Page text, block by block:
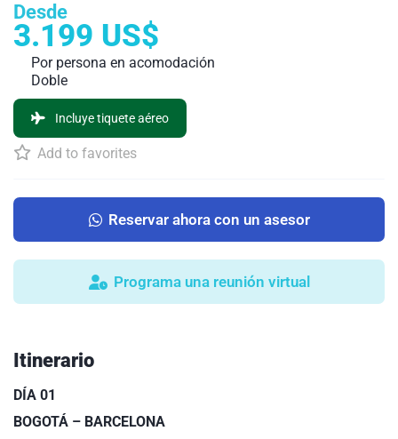
Desde
3.199 US$
Por persona en acomodación
Doble
Incluye tiquete aéreo
Add to favorites
Reservar ahora con un asesor
Programa una reunión virtual
Itinerario
DÍA 01
BOGOTÁ – BARCELONA